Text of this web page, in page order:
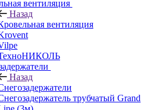
вентиляция
Назад
вентиляция
Назад
трубчатый Grand